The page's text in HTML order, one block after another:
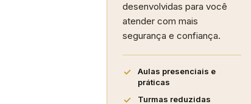
desenvolvidas para você
atender com mais
segurança e confiança.
Aulas presenciais e
práticas
Turmas reduzidas